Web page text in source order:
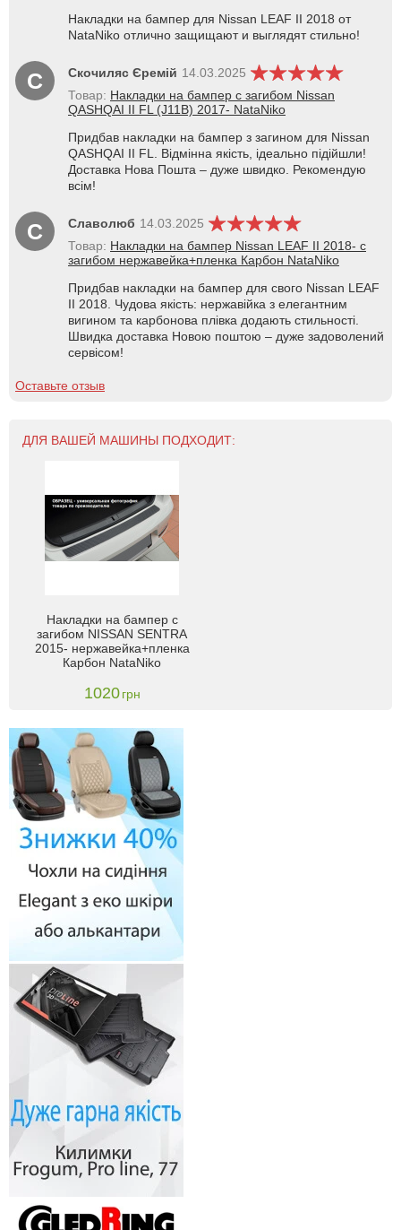
Накладки на бампер для Nissan LEAF II 2018 от
NataNiko отлично защищают и выглядят стильно!
С Скочиляс Єремій 14.03.2025
Товар: Накладки на бампер с загибом Nissan
QASHQAI II FL (J11B) 2017- NataNiko
Придбав накладки на бампер з загином для Nissan
QASHQAI II FL. Відмінна якість, ідеально підійшли!
Доставка Нова Пошта – дуже швидко. Рекомендую
всім!
С Славолюб 14.03.2025
Товар: Накладки на бампер Nissan LEAF II 2018- с
загибом нержавейка+пленка Карбон NataNiko
Придбав накладки на бампер для свого Nissan LEAF
II 2018. Чудова якість: нержавійка з елегантним
вигином та карбонова плівка додають стильності.
Швидка доставка Новою поштою – дуже задоволений
сервісом!
Оставьте отзыв
ДЛЯ ВАШЕЙ МАШИНЫ ПОДХОДИТ:
Накладки на бампер с
загибом NISSAN SENTRA
2015- нержавейка+пленка
Карбон NataNiko
1020 грн